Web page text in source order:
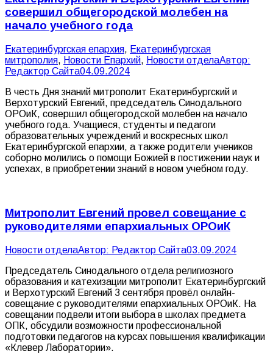
совершил общегородской молебен на
начало учебного года
Екатеринбургская епархия, Екатеринбургская
митрополия, Новости Епархий, Новости отделаАвтор:
Редактор Сайта04.09.2024
В честь Дня знаний митрополит Екатеринбургский и
Верхотурский Евгений, председатель Синодального
ОРОиК, совершил общегородской молебен на начало
учебного года. Учащиеся, студенты и педагоги
образовательных учреждений и воскресных школ
Екатеринбургской епархии, а также родители учеников
соборно молились о помощи Божией в постижении наук и
успехах, в приобретении знаний в новом учебном году.
Митрополит Евгений провел совещание с
руководителями епархиальных ОРОиК
Новости отделаАвтор: Редактор Сайта03.09.2024
Председатель Синодального отдела религиозного
образования и катехизации митрополит Екатеринбургский
и Верхотурский Евгений 3 сентября провёл онлайн-
совещание с руководителями епархиальных ОРОиК. На
совещании подвели итоги выбора в школах предмета
ОПК, обсудили возможности профессиональной
подготовки педагогов на курсах повышения квалификации
«Клевер Лаборатории».